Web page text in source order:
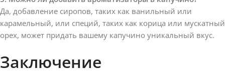
Да, добавление сиропов, таких как ванильный или
карамельный, или специй, таких как корица или мускатный
орех, может придать вашему капучино уникальный вкус.
Заключение